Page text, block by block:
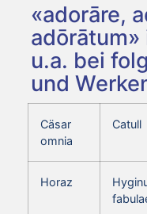
«adorāre,
u.a. bei
und
Cäsar
omnia
Catull
Horaz